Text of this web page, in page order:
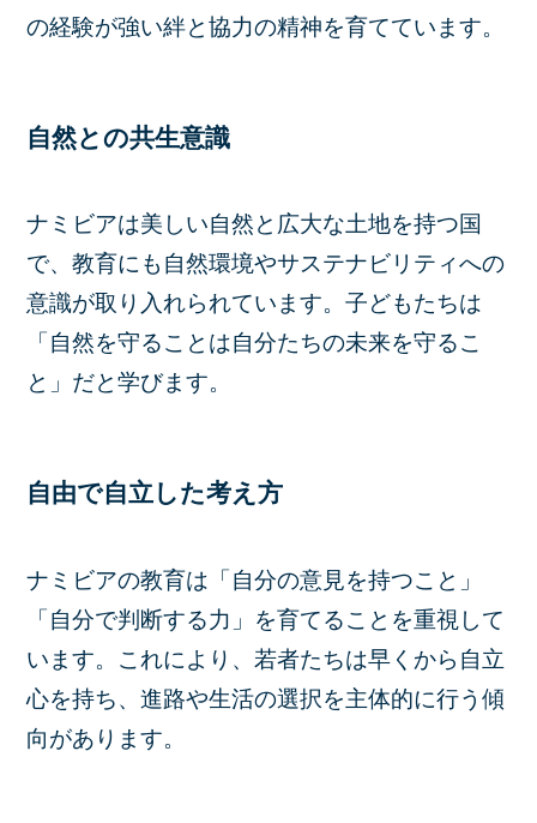
の経験が強い絆と協力の精神を育てています。
自然との共生意識
ナミビアは美しい自然と広大な土地を持つ国
で、教育にも自然環境やサステナビリティへの
意識が取り入れられています。子どもたちは
「自然を守ることは自分たちの未来を守るこ
と」だと学びます。
自由で自立した考え方
ナミビアの教育は「自分の意見を持つこと」
「自分で判断する力」を育てることを重視して
います。これにより、若者たちは早くから自立
心を持ち、進路や生活の選択を主体的に行う傾
向があります。